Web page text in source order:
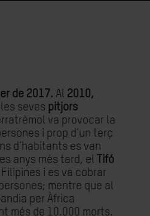
de 2017. Al 2010,
seves pitjors
va provocar la
i prop d'un terç
d'habitants es van
anys més tard, el
Tifó
i es va cobrar
mentre que al
per Àfrica
més de 10.000 morts.